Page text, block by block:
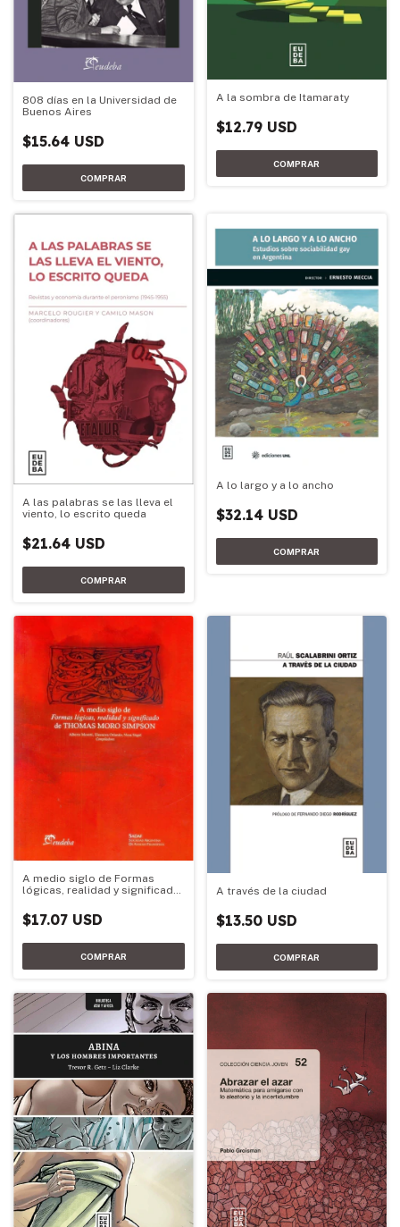
808 días en la Universidad de
Buenos Aires
$15.64 USD
A la sombra de Itamaraty
$12.79 USD
A las palabras se las lleva el
viento, lo escrito queda
$21.64 USD
A lo largo y a lo ancho
$32.14 USD
A medio siglo de Formas
lógicas, realidad y significado
$17.07 USD
A través de la ciudad
$13.50 USD